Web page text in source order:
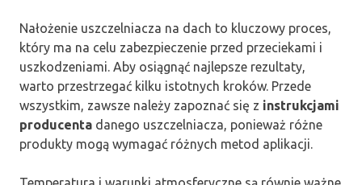
Nałożenie uszczelniacza na dach to kluczowy proces,
który ma na celu zabezpieczenie przed przeciekami i
uszkodzeniami. Aby osiągnąć najlepsze rezultaty,
warto przestrzegać kilku istotnych kroków. Przede
wszystkim, zawsze należy zapoznać się z instrukcjami
producenta danego uszczelniacza, ponieważ różne
produkty mogą wymagać różnych metod aplikacji.